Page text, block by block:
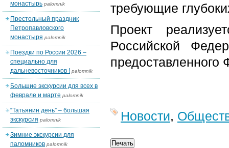
требующие
Проект
Российской
предоставленного
Новости,
монастырь palomnik
Престольный праздник
Петропавловского
монастыря palomnik
Поездки по России 2026 –
специально для
дальневосточников ! palomnik
Большие экскурсии для всех в
феврале и марте palomnik
“Татьянин день” – большая
экскурсия palomnik
Зимние экскурсии для
паломников palomnik